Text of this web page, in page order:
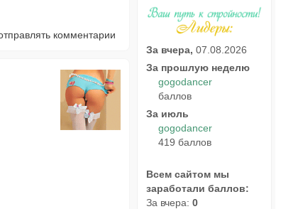
комментарии
За вчера, 07.08.2026
За прошлую неделю
gogodancer
баллов
За июль
gogodancer
419 баллов
Всем сайтом мы
заработали баллов:
За вчера: 0